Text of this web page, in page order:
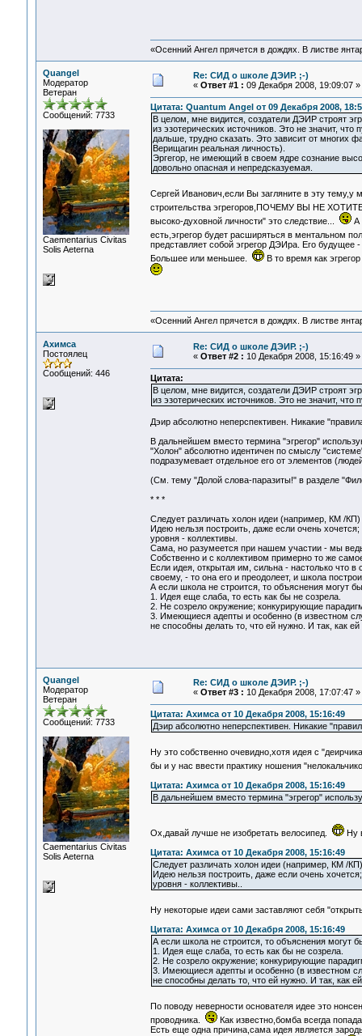
«Осенний Ангел прячется в дождях. В листве
Quangel
Модератор
Ветеран
Сообщений: 7733
Сaementarius Civitas
Solis Aeterna
Re: СИД о школе ДЭИР. ;-)
« Ответ #1 : 09 Декабря 2008, 19:09:07 »
Цитата: Quantum Angel от 09 Декабря 2008,
В целом, мне видится, создатели ДЭИР строят
из эзотерических источников. Это не значит,
дальше, трудно сказать. Это зависит от многих
Верищагин реальная личность).
Эргегор, не имеющий в своем ядре сознание
довольно опасная и непредсказуемая.
Сергей Иванович,если Вы загляните в эту тему,у
строительства эгрегоров,ПОЧЕМУ ВЫ НЕ
высоко-духовной личности" это следствие...
А
есть,эгрегор будет расширяться в ментальном
представляет собой эгрегор ДЭИра. Его будущее -
Большее или меньшее.
В то время как
«Осенний Ангел прячется в дождях. В листве
Ахимса
Постоялец
Сообщений: 446
Re: СИД о школе ДЭИР. ;-)
« Ответ #2 : 10 Декабря 2008, 15:16:49 »
Цитата:
В целом, мне видится, создатели ДЭИР строят
из эзотерических источников. Это не значит,
Дэир абсолютно неперспективен. Никакие
В дальнейшем вместо термина "эгрегор"
"Холон" абсолютно идентичен по смыслу
подразумевает отдельное его от элементов
(См. тему "Долой слова-паразиты!" в разделе
* * *
Следует различать холон идеи (например, КМ /
Идею нельзя построить, даже если очень
уровня - коллективы.
Сама, но разумеется при нашем участии - мы
Собственно и с коллективом примерно то же
Если идея, открытая им, сильна - настолько что в
своему, - то она его и преодолеет, и школа
А если школа не строится, то объяснения могут
1. Идея еще слаба, то есть как бы не созрела.
2. Не созрело окружение; конкурирующие
3. Имеющиеся адепты и особенно (в известном
не способны делать то, что ей нужно. И так, как ей
Quangel
Модератор
Ветеран
Сообщений: 7733
Сaementarius Civitas
Solis Aeterna
Re: СИД о школе ДЭИР. ;-)
« Ответ #3 : 10 Декабря 2008, 17:07:47 »
Цитата: Ахимса от 10 Декабря 2008, 15:16:49
Дэир абсолютно неперспективен. Никакие
Ну это собственно очевидно,хотя идея с
бы и у нас ввести практику ношения
Цитата: Ахимса от 10 Декабря 2008, 15:16:49
В дальнейшем вместо термина "эгрегор"
Ох,давай лучше не изобретать велосипед.
Ну
Цитата: Ахимса от 10 Декабря 2008, 15:16:49
Следует различать холон идеи (например, КМ /
Идею нельзя построить, даже если очень
уровня - коллективы..
Ну некоторые идеи сами заставляют себя
Цитата: Ахимса от 10 Декабря 2008, 15:16:49
А если школа не строится, то объяснения могут
1. Идея еще слаба, то есть как бы не созрела.
2. Не созрело окружение; конкурирующие
3. Имеющиеся адепты и особенно (в известном
не способны делать то, что ей нужно. И так, как
По поводу неверности основателя идее это
проводника.
Как известно,бомба всегда
Есть еще одна причина,сама идея является